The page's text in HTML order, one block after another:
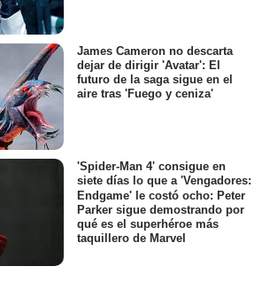
James Cameron no descarta
dejar de dirigir 'Avatar': El
futuro de la saga sigue en el
aire tras 'Fuego y ceniza'
'Spider-Man 4' consigue en
siete días lo que a 'Vengadores:
Endgame' le costó ocho: Peter
Parker sigue demostrando por
qué es el superhéroe más
taquillero de Marvel